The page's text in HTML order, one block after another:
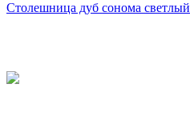
Столешница дуб сонома светлый